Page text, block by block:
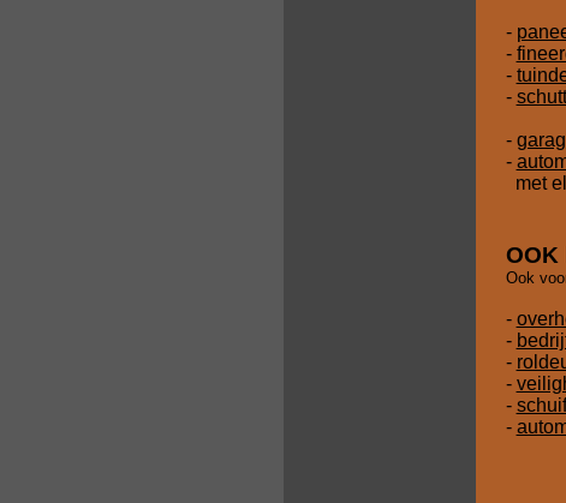
-
-
-
-
-
-
met
Ook
-
-
-
-
-
-